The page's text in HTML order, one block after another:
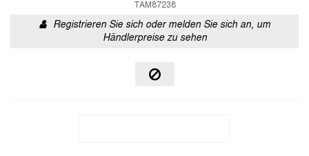
TAM87238
Registrieren Sie sich oder melden Sie sich an, um
Händlerpreise zu sehen